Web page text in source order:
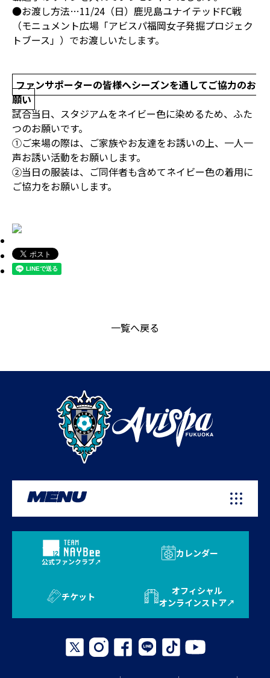
●お渡し方法…11/24（日）鹿児島ユナイテッドFC戦
（モニュメント広場「アビスパ福岡女子発掘プロジェク
トブース」）でお渡しいたします。
ファンサポーターの皆様へシーズンを通してご協力のお
願い
試合当日、スタジアムをネイビー色に染めるため、ふた
つのお願いです。
①ご来場の際は、ご家族やお友達をお誘いの上、一人一
声お誘い活動をお願いします。
②当日の服装は、ご同伴者も含めてネイビー色の着用に
ご協力をお願いします。
一覧へ戻る
MENU
公式ファンクラブ
カレンダー
チケット
オフィシャル
オンラインストア